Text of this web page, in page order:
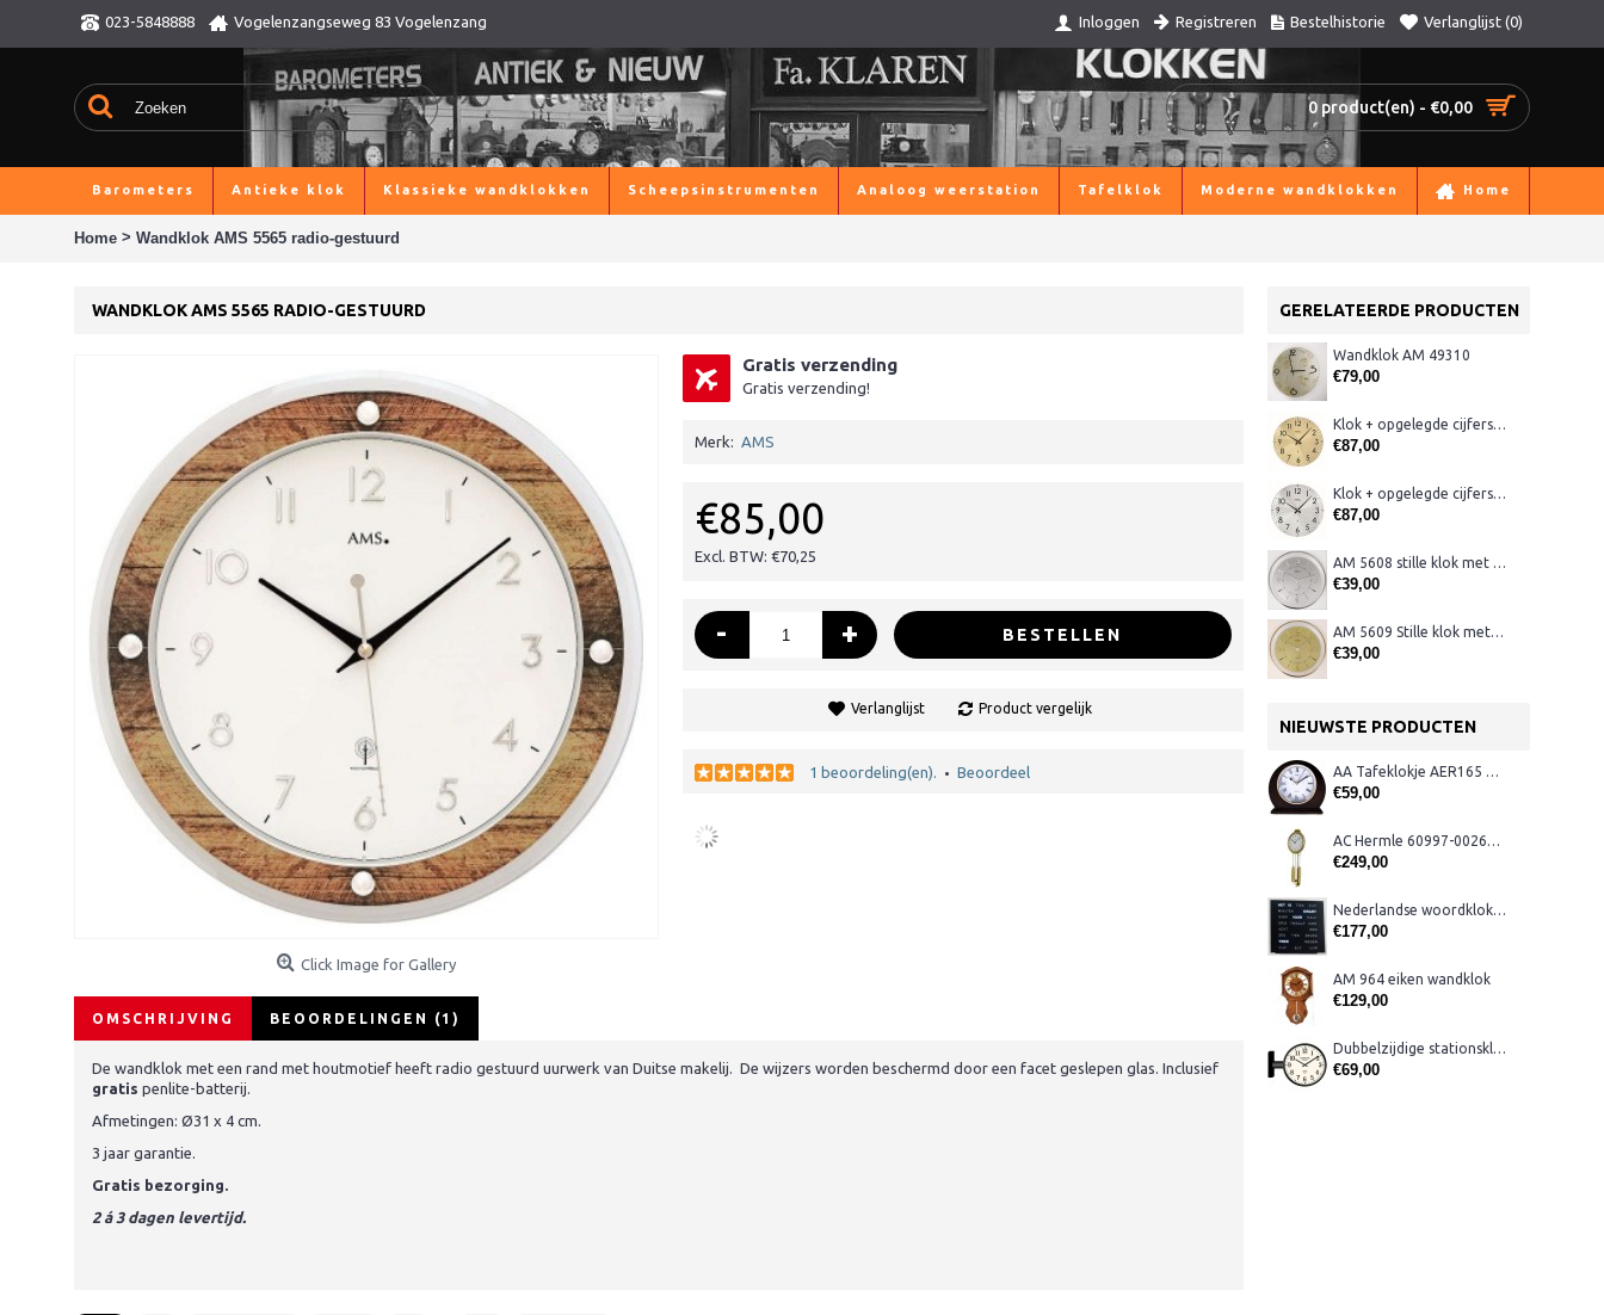
023-5848888 Vogelenzangseweg 83 Vogelenzang Inloggen Registreren Bestelhistorie Verlanglijst (0)
0 product(en) - €0,00
Barometers Antieke klok Klassieke wandklokken Scheepsinstrumenten Analoog weerstation Tafelklok Moderne wandklokken Home
Home > Wandklok AMS 5565 radio-gestuurd
GERELATEERDE PRODUCTEN
Wandklok AM 49310
€79,00
Klok + opgelegde cijfers AM 45974, matmessing
€87,00
Klok + opgelegde cijfers AM 45973, matchroom
€87,00
AM 5608 stille klok met verlichting
€39,00
AM 5609 Stille klok met verlichting
€39,00
NIEUWSTE PRODUCTEN
AA Tafeklokje AER165 noten
€59,00
AC Hermle 60997-00261 wandklok
€249,00
Nederlandse woordklok zwart AMS 1265
€177,00
AM 964 eiken wandklok
€129,00
Dubbelzijdige stationsklok metaal 1879
€69,00
WANDKLOK AMS 5565 RADIO-GESTUURD
Click Image for Gallery
Gratis verzending
Gratis verzending!
Merk: AMS
€85,00
Excl. BTW: €70,25
- + BESTELLEN
Verlanglijst Product vergelijk
1 beoordeling(en). • Beoordeel
OMSCHRIJVING BEOORDELINGEN (1)
De wandklok met een rand met houtmotief heeft radio gestuurd uurwerk van Duitse makelij. De wijzers worden beschermd door een facet geslepen glas. Inclusief
gratis penlite-batterij.
Afmetingen: Ø31 x 4 cm.
3 jaar garantie.
Gratis bezorging.
2 á 3 dagen levertijd.